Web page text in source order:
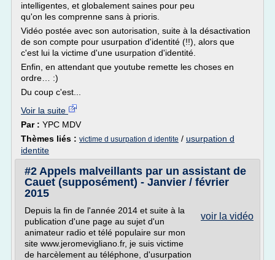
intelligentes, et globalement saines pour peu
qu'on les comprenne sans à prioris.
Vidéo postée avec son autorisation, suite à la désactivation
de son compte pour usurpation d'identité (!!), alors que
c'est lui la victime d'une usurpation d'identité.
Enfin, en attendant que youtube remette les choses en
ordre… :)
Du coup c'est...
Voir la suite
Par : YPC MDV
Thèmes liés : victime d usurpation d identite / usurpation d
identite
#2 Appels malveillants par un assistant de
Cauet (supposément) - Janvier / février
2015
voir la vidéo
Depuis la fin de l'année 2014 et suite à la
publication d'une page au sujet d'un
animateur radio et télé populaire sur mon
site www.jeromevigliano.fr, je suis victime
de harcèlement au téléphone, d'usurpation